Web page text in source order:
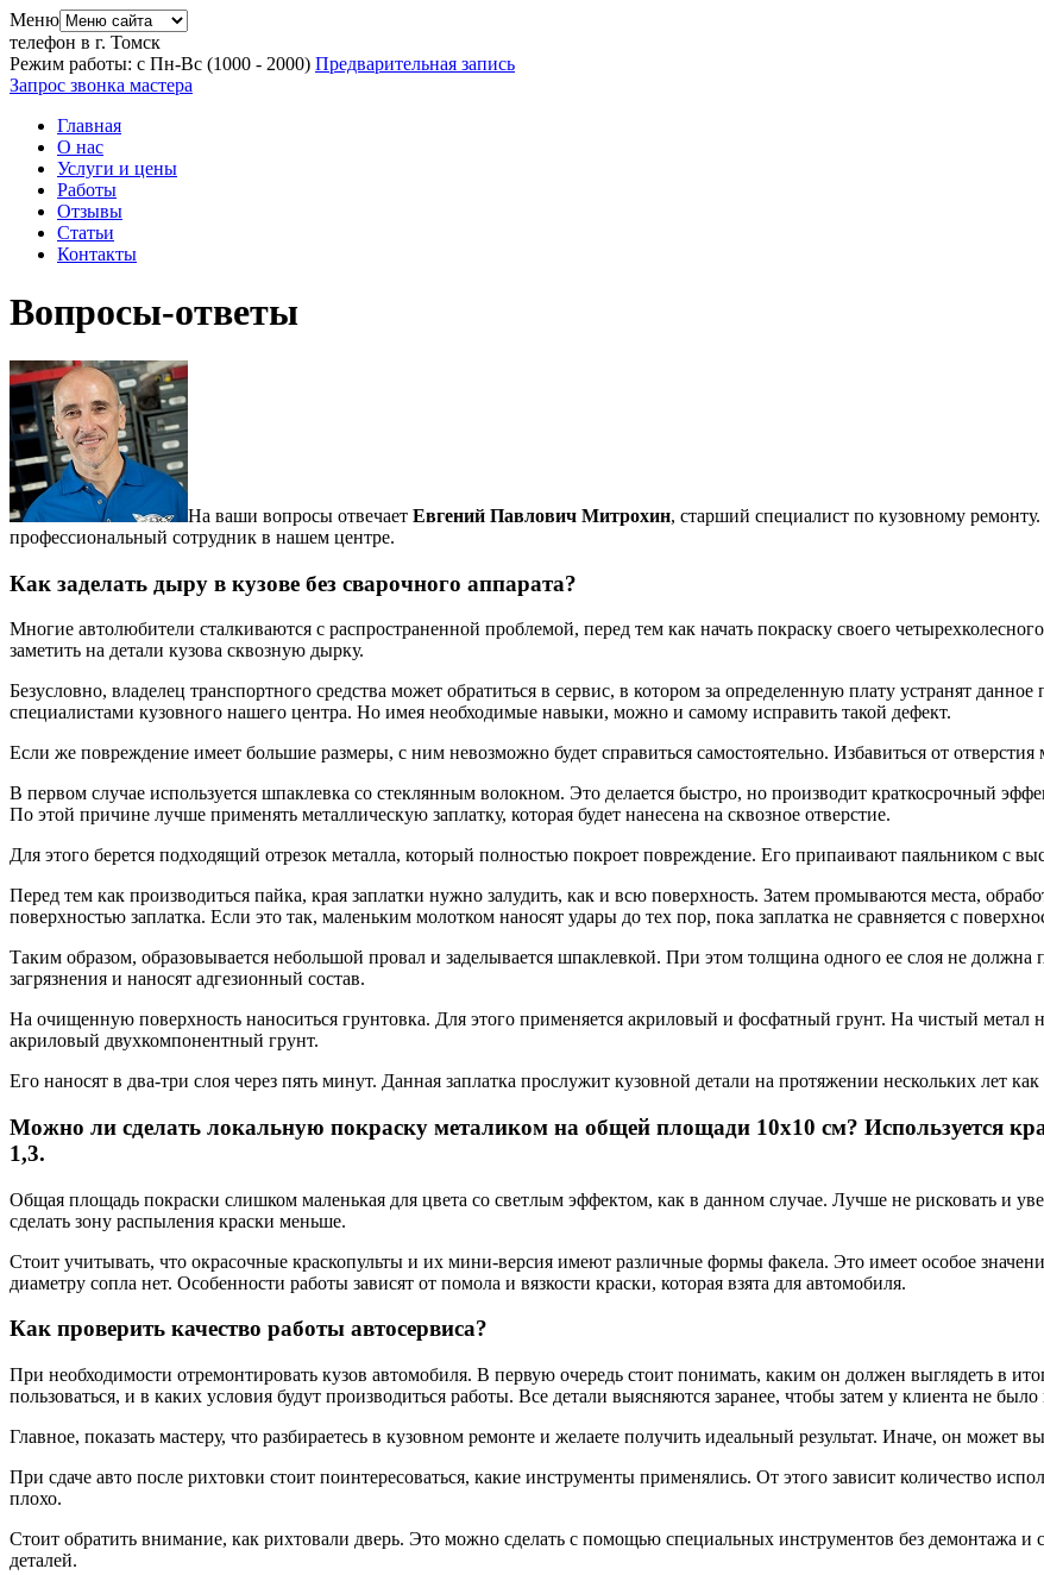
Меню
телефон в г. Томск
Режим работы: с Пн-Вс (1000 - 2000) Предварительная запись
Запрос звонка мастера
Главная
О нас
Услуги и цены
Работы
Отзывы
Статьи
Контакты
Вопросы-ответы
На ваши вопросы отвечает Евгений Павлович Митрохин, старший специалист по кузовному
профессиональный сотрудник в нашем центре.
Как заделать дыру в кузове без сварочного аппарата?
Многие автолюбители сталкиваются с распространенной проблемой, перед тем как начать покраску своего
заметить на детали кузова сквозную дырку.
Безусловно, владелец транспортного средства может обратиться в сервис, в котором за определенную плату устранят данное
специалистами кузовного нашего центра. Но имея необходимые навыки, можно и самому исправить такой дефект.
Если же повреждение имеет большие размеры, с ним невозможно будет справиться самостоятельно. Избавиться от
В первом случае используется шпаклевка со стеклянным волокном. Это делается быстро, но производит краткосрочный
По этой причине лучше применять металлическую заплатку, которая будет нанесена на сквозное отверстие.
Для этого берется подходящий отрезок металла, который полностью покроет повреждение. Его припаивают паяльником с
Перед тем как производиться пайка, края заплатки нужно залудить, как и всю поверхность. Затем промываются места,
поверхностью заплатка. Если это так, маленьким молотком наносят удары до тех пор, пока заплатка не сравняется с
Таким образом, образовывается небольшой провал и заделывается шпаклевкой. При этом толщина одного ее слоя не
загрязнения и наносят адгезионный состав.
На очищенную поверхность наноситься грунтовка. Для этого применяется акриловый и фосфатный грунт. На чистый метал
акриловый двухкомпонентный грунт.
Его наносят в два-три слоя через пять минут. Данная заплатка прослужит кузовной детали на протяжении нескольких лет
Можно ли сделать локальную покраску металиком на общей площади 10х10 см? Используется
1,3.
Общая площадь покраски слишком маленькая для цвета со светлым эффектом, как в данном случае. Лучше не рисковать и
сделать зону распыления краски меньше.
Стоит учитывать, что окрасочные краскопульты и их мини-версия имеют различные формы факела. Это имеет особое
диаметру сопла нет. Особенности работы зависят от помола и вязкости краски, которая взята для автомобиля.
Как проверить качество работы автосервиса?
При необходимости отремонтировать кузов автомобиля. В первую очередь стоит понимать, каким он должен выглядеть в
пользоваться, и в каких условия будут производиться работы. Все детали выясняются заранее, чтобы затем у клиента не было
Главное, показать мастеру, что разбираетесь в кузовном ремонте и желаете получить идеальный результат. Иначе, он может
При сдаче авто после рихтовки стоит поинтересоваться, какие инструменты применялись. От этого зависит количество
плохо.
Стоит обратить внимание, как рихтовали дверь. Это можно сделать с помощью специальных инструментов без демонтажа
деталей.